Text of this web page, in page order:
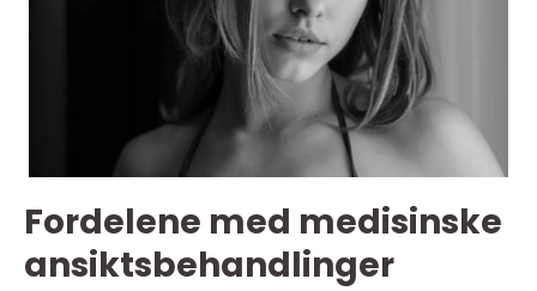
Fordelene med medisinske
ansiktsbehandlinger